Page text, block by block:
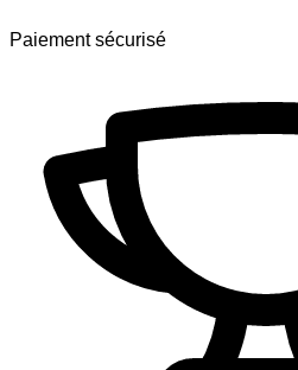
Paiement sécurisé